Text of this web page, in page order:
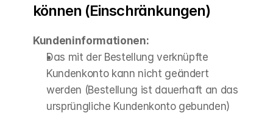
können (Einschränkungen)
Kundeninformationen:
Das mit der Bestellung verknüpfte
Kundenkonto kann nicht geändert
werden (Bestellung ist dauerhaft an das
ursprüngliche Kundenkonto gebunden)